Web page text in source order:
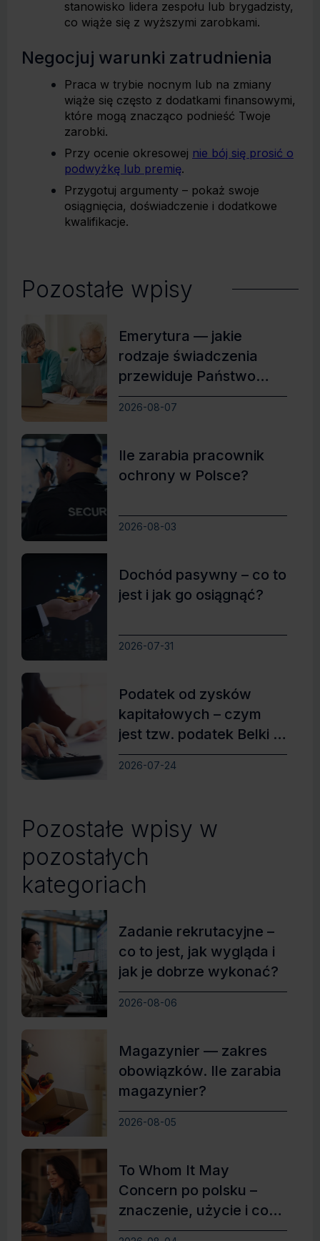
stanowisko lidera zespołu lub brygadzisty,
co wiąże się z wyższymi zarobkami.
Negocjuj warunki zatrudnienia
Praca w trybie nocnym lub na zmiany
wiąże się często z dodatkami finansowymi,
które mogą znacząco podnieść Twoje
zarobki.
Przy ocenie okresowej nie bój się prosić o
podwyżkę lub premię.
Przygotuj argumenty – pokaż swoje
osiągnięcia, doświadczenie i dodatkowe
kwalifikacje.
Pozostałe wpisy
Emerytura — jakie
rodzaje świadczenia
przewiduje Państwo
Polskie?
2026-08-07
Ile zarabia pracownik
ochrony w Polsce?
2026-08-03
Dochód pasywny – co to
jest i jak go osiągnąć?
2026-07-31
Podatek od zysków
kapitałowych – czym
jest tzw. podatek Belki i
jak działa?
2026-07-24
Pozostałe wpisy w
pozostałych
kategoriach
Zadanie rekrutacyjne –
co to jest, jak wygląda i
jak je dobrze wykonać?
2026-08-06
Magazynier — zakres
obowiązków. Ile zarabia
magazynier?
2026-08-05
To Whom It May
Concern po polsku –
znaczenie, użycie i co
zamiast